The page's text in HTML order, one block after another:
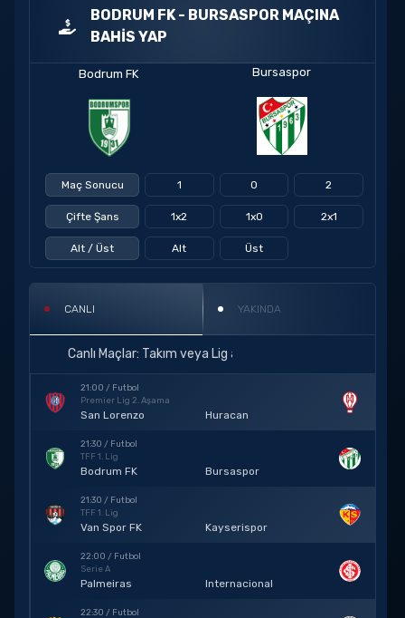
BODRUM FK - BURSASPOR MAÇINA
BAHIS YAP
Bodrum FK
Maç Sonucu 1 0 2
Çifte Şans 1x2 1x0 2x1
Alt / Üst Alt Üst
Bursaspor
CANLI YAKINDA
21:00 / Futbol
Premier Lig 2. Aşama
San Lorenzo Huracan
21:30 / Futbol
TFF 1. Lig
Bodrum FK Bursaspor
21:30 / Futbol
TFF 1. Lig
Van Spor FK Kayserispor
22:00 / Futbol
Serie A
Palmeiras Internacional
22:30 / Futbol